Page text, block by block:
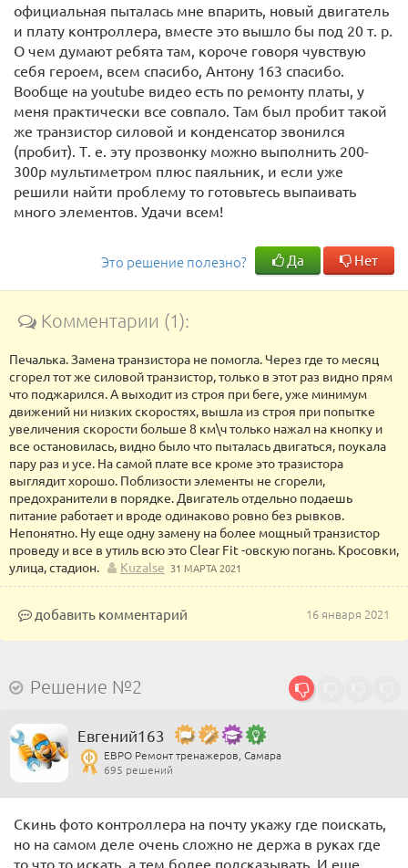
официальная пыталась мне впарить, новый двигатель
и плату контроллера, вместе это вышло бы под 20 т. р.
О чем думают ребята там, короче говоря чувствую
себя героем, всем спасибо, Антону 163 спасибо.
Вообще на youtube видео есть по ремонту платы, у
меня практически все совпало. Там был пробит такой
же транзистор силовой и конденсатор звонился
(пробит). Т. е. эту прозвонку можно выполнить 200-
300р мультиметром плюс паяльник, и если уже
решили найти проблему то готовьтесь выпаивать
много элементов. Удачи всем!
Это решение полезно? Да Нет
Комментарии (1):
Печалька. Замена транзистора не помогла. Через где то месяц
сгорел тот же силовой транзистор, только в этот раз видно прям
что поджарился. А выходит из строя при беге, уже минимум
движений ни низких скоростях, вышла из строя при попытке
увеличения скорости больше 8 км\ч только нажал на кнопку и
все остановилась, видно было что пыталась двигаться, поукала
пару раз и усе. На самой плате все кроме это тразистора
выглядит хорошо. Поблизости элементы не сгорели,
предохранители в порядке. Двигатель отдельно подаешь
питание работает и вроде одинаково ровно без рывков.
Непонятно. Ну еще одну замену на более мощный транзистор
проведу и все в утиль всю это Clear Fit -овскую погань. Кросовки,
улица, стадион.
Kuzalse 31 МАРТА 2021
16 января 2021
добавить комментарий
Решение №2
Евгений163
ЕВРО Ремонт тренажеров, Самара
695 решений
Скинь фото контроллера на почту укажу где поискать,
но на самом деле очень сложно не держа в руках где
то что то искать, а тем более подсказывать. И еще